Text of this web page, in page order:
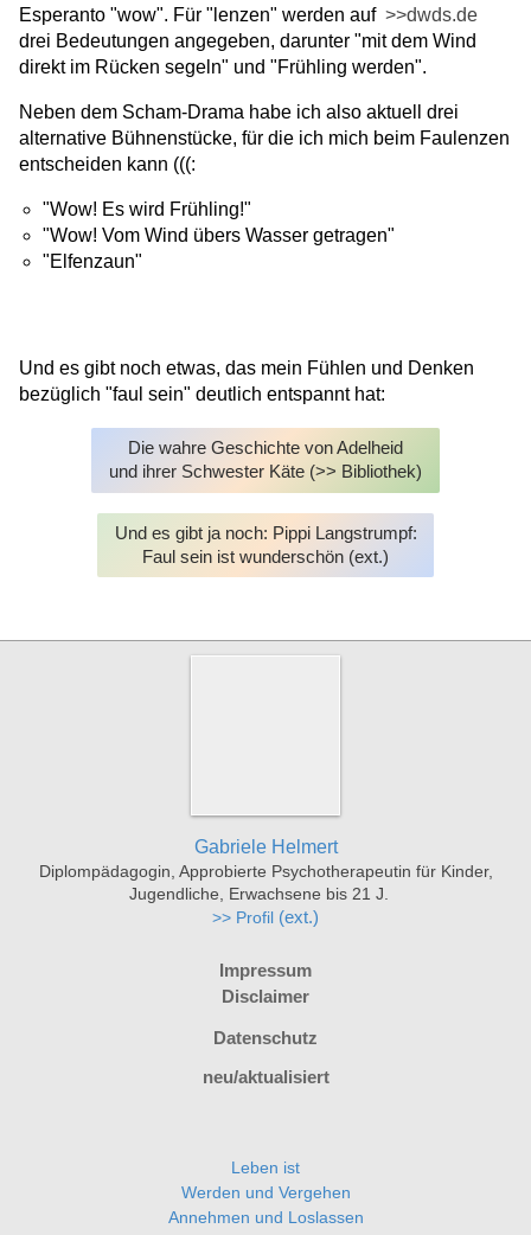
Esperanto "wow". Für "lenzen" werden auf >>dwds.de
drei Bedeutungen angegeben, darunter "mit dem Wind
direkt im Rücken segeln" und "Frühling werden".
Neben dem Scham-Drama habe ich also aktuell drei
alternative Bühnenstücke, für die ich mich beim Faulenzen
entscheiden kann (((:
"Wow! Es wird Frühling!"
"Wow! Vom Wind übers Wasser getragen"
"Elfenzaun"
Und es gibt noch etwas, das mein Fühlen und Denken
bezüglich "faul sein" deutlich entspannt hat:
Die wahre Geschichte von Adelheid
und ihrer Schwester Käte (>> Bibliothek)
Und es gibt ja noch: Pippi Langstrumpf:
Faul sein ist wunderschön (ext.)
Gabriele Helmert
Diplompädagogin, Approbierte Psychotherapeutin für Kinder,
Jugendliche, Erwachsene bis 21 J.
>> Profil (ext.)
Impressum
Disclaimer
Datenschutz
neu/aktualisiert
Leben ist
Werden und Vergehen
Annehmen und Loslassen